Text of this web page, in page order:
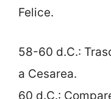
Felice.
58-60 d.C.:
a Cesarea.
60 d.C.: